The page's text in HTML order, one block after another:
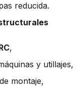
reducida.
,
y utillajes,
montaje,